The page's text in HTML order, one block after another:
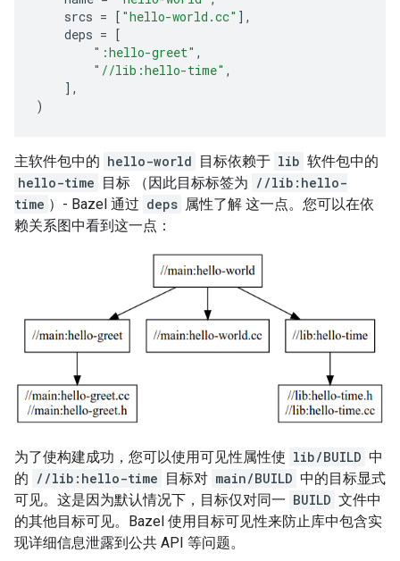
srcs = [ "hello-world.cc" ],
deps = [
":hello-greet" ,
"//lib:hello-time" ,
],
)
主软件包中的 hello-world 目标依赖于 lib 软件包中的
hello-time 目标 （因此目标标签为 //lib:hello-
time ）- Bazel 通过 deps 属性了解 这一点。您可以在依
赖关系图中看到这一点：
为了使构建成功，您可以使用可见性属性使 lib/BUILD 中
的 //lib:hello-time 目标对 main/BUILD 中的目标显式
可见。这是因为默认情况下，目标仅对同一 BUILD 文件中
的其他目标可见。Bazel 使用目标可见性来防止库中包含实
现详细信息泄露到公共 API 等问题。